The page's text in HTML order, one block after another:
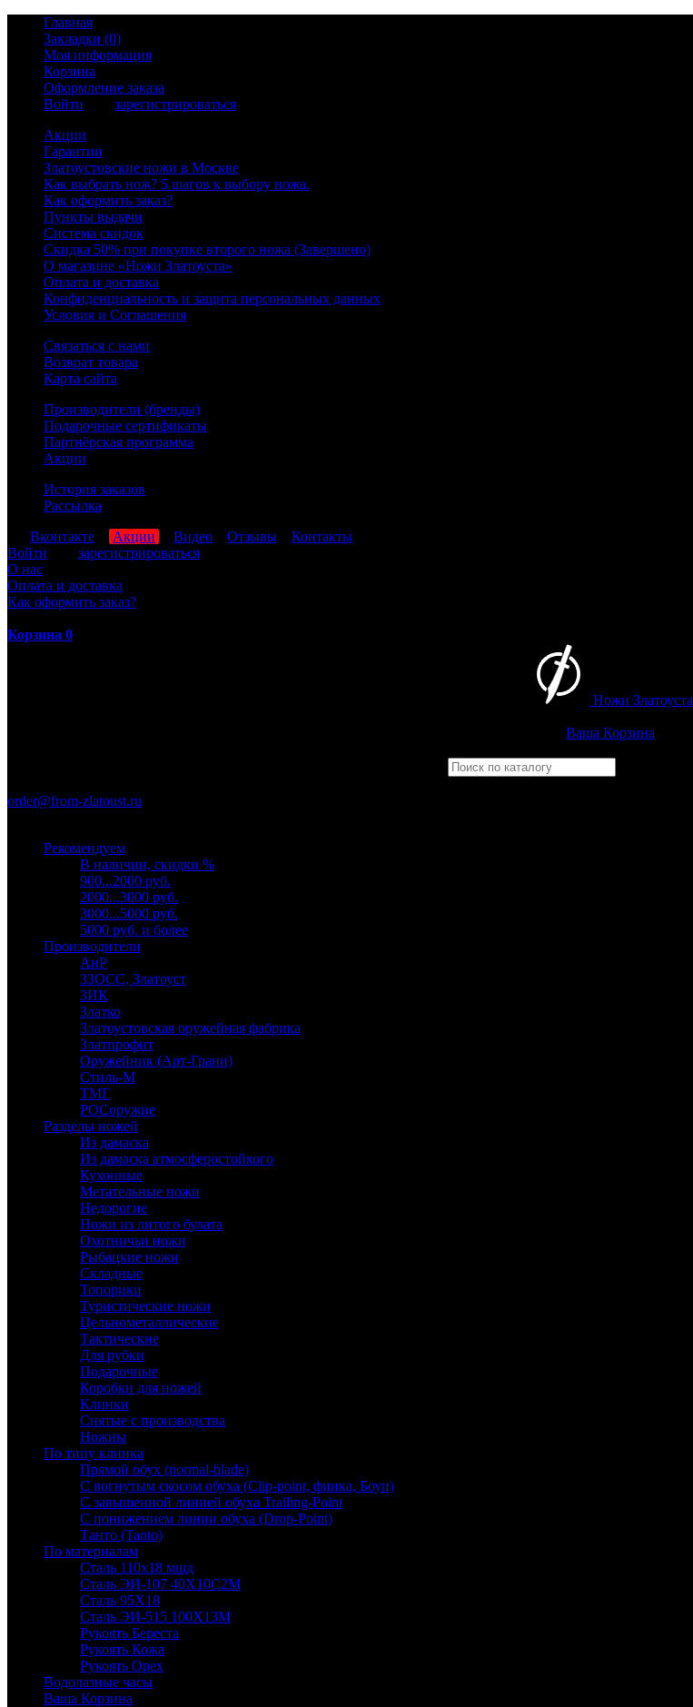
Главная
Закладки (0)
Моя информация
Корзина
Оформление заказа
Войти
зарегистрироваться
Акции
Гарантии
Златоустовские ножи в Москве
Как выбрать нож? 5 шагов к выбору ножа.
Как оформить заказ?
Пункты выдачи
Система скидок
Скидка 50% при покупке второго ножа (Завершено)
О магазине «Ножи Златоуста»
Оплата и доставка
Конфиденциальность и защита персональных данных
Условия и Соглашения
Связаться с нами
Возврат товара
Карта сайта
Производители (бренды)
Подарочные сертификаты
Партнёрская программа
Акции
История заказов
Рассылка
Вконтакте Акции Видео Отзывы
Контакты
Войти
зарегистрироваться
О нас
Оплата и доставка
Как оформить заказ?
Корзина 0
Ножи Златоуста
Ваша Корзина
order@from-zlatoust.ru
Рекомендуем
В наличии, скидки %
900...2000 руб.
2000...3000 руб.
3000...5000 руб.
5000 руб. и более
Производители
АиР
ЗЗОСС, Златоуст
ЗИК
Златко
Златоустовская оружейная фабрика
Златпрофит
Оружейник (Арт-Грани)
Стиль-М
ТМГ
РОСоружие
Разделы ножей
Из дамаска
Из дамаска атмосферостойкого
Кухонные
Метательные ножи
Недорогие
Ножи из литого булата
Охотничьи ножи
Рыбацкие ножи
Складные
Топорики
Туристические ножи
Цельнометаллические
Тактические
Для рубки
Подарочные
Коробки для ножей
Клинки
Снятые с производства
Ножны
По типу клинка
Прямой обух (normal-blade)
С вогнутым скосом обуха (Clip-point, финка, Боуи)
С завышенной линией обуха Trailing-Point
С понижением линии обуха (Drop-Point)
Танто (Tanto)
По материалам
Сталь 110х18 мшд
Сталь ЭИ-107 40Х10С2М
Сталь 95Х18
Сталь ЭИ-515 100Х13М
Рукоять Береста
Рукоять Кожа
Рукоять Орех
Водолазные часы
Ваша Корзина